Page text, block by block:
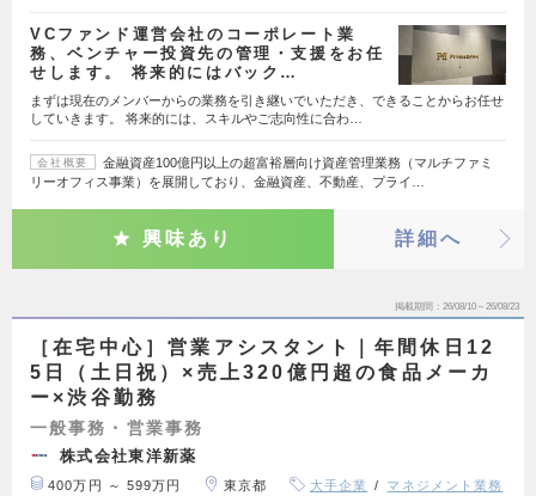
VCファンド運営会社のコーポレート業
務、ベンチャー投資先の管理・支援をお任
せします。 将来的にはバック…
まずは現在のメンバーからの業務を引き継いでいただき、できることからお任せ
していきます。 将来的には、スキルやご志向性に合わ…
会社概要
金融資産100億円以上の超富裕層向け資産管理業務（マルチファミ
リーオフィス事業）を展開しており、金融資産、不動産、プライ…
興味あり 詳細へ
掲載期間 26/08/10～26/08/23
［在宅中心］営業アシスタント｜年間休日12
5日（土日祝）×売上320億円超の食品メーカ
ー×渋谷勤務
一般事務・営業事務
株式会社東洋新薬
400万円 ～ 599万円 東京都 大手企業
マネジメント業務